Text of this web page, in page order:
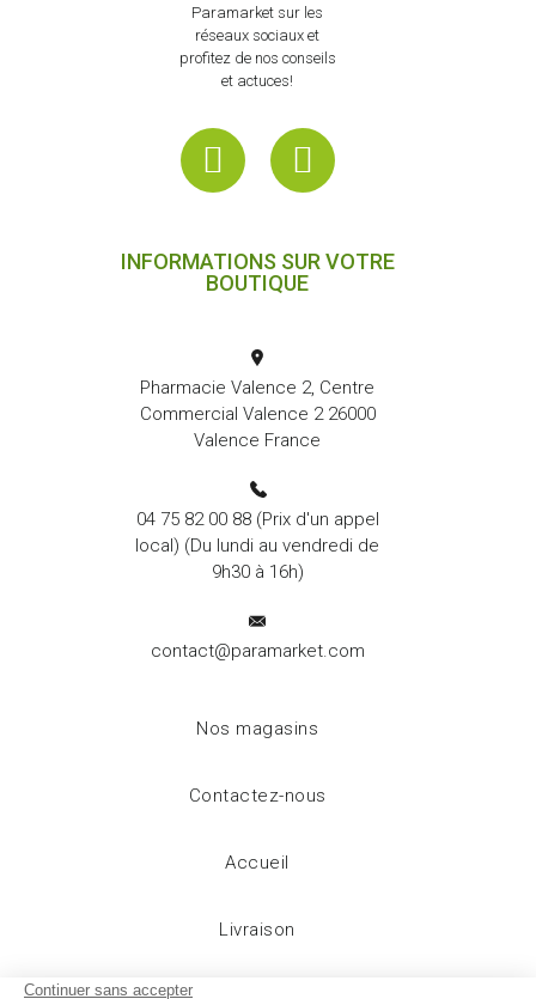
Paramarket sur les
réseaux sociaux et
profitez de nos conseils
et actuces!
INFORMATIONS SUR VOTRE
BOUTIQUE
Pharmacie Valence 2, Centre
Commercial Valence 2 26000
Valence France
04 75 82 00 88(Prix d'un appel
local) (Du lundi au vendredi de
9h30 à 16h)
contact@paramarket.com
Nos magasins
Contactez-nous
Accueil
Livraison